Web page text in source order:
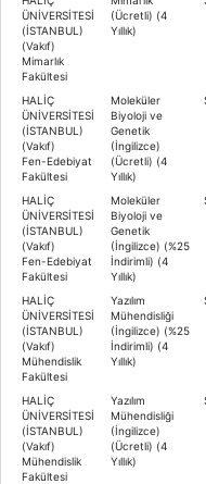
ÜNİVERSİTESİ
(İSTANBUL)
(Vakıf)
Mimarlık
Fakültesi
(Ücretli) (4
Yıllık)
HALİÇ
ÜNİVERSİTESİ
(İSTANBUL)
(Vakıf)
Fen-Edebiyat
Fakültesi
Moleküler
Biyoloji ve
Genetik
(İngilizce)
(Ücretli) (4
Yıllık)
HALİÇ
ÜNİVERSİTESİ
(İSTANBUL)
(Vakıf)
Fen-Edebiyat
Fakültesi
Moleküler
Biyoloji ve
Genetik
(İngilizce) (%25
İndirimli) (4
Yıllık)
HALİÇ
ÜNİVERSİTESİ
(İSTANBUL)
(Vakıf)
Mühendislik
Fakültesi
Yazılım
Mühendisliği
(İngilizce) (%25
İndirimli) (4
Yıllık)
HALİÇ
ÜNİVERSİTESİ
(İSTANBUL)
(Vakıf)
Mühendislik
Fakültesi
Yazılım
Mühendisliği
(İngilizce)
(Ücretli) (4
Yıllık)